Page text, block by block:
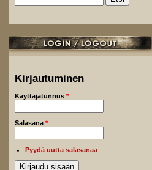
Hakulomake
Kirjautuminen
Käyttäjätunnus *
Salasana *
Pyydä uutta salasanaa